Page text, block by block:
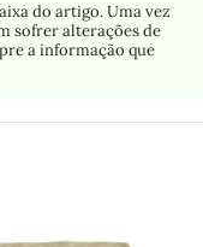
do artigo. Uma vez
sofrer alterações de
a informação que